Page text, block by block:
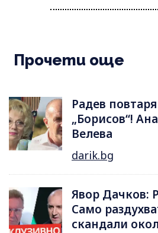
Прочети още
Радев
„Борисов“!
Велева
darik.bg
Явор Дачков:
Само
скандали